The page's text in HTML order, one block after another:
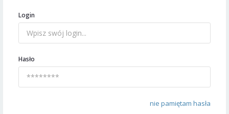
Login
Hasło
nie pamiętam hasła